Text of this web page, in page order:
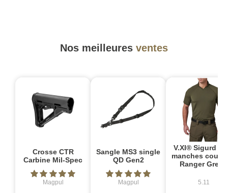
Nos meilleures ventes
Crosse CTR
Carbine Mil-Spec
Magpul
Sangle MS3 single
QD Gen2
Magpul
V.XI® Sigurd
manches
Ranger Green
5.11